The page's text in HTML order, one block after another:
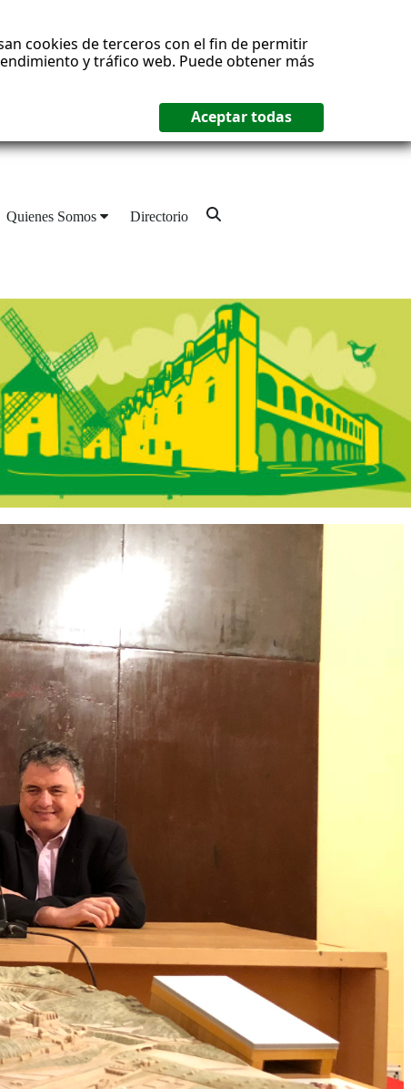
cookies de terceros con el fin de permitir
y tráfico web. Puede obtener más
Quienes Somos Directorio
- En